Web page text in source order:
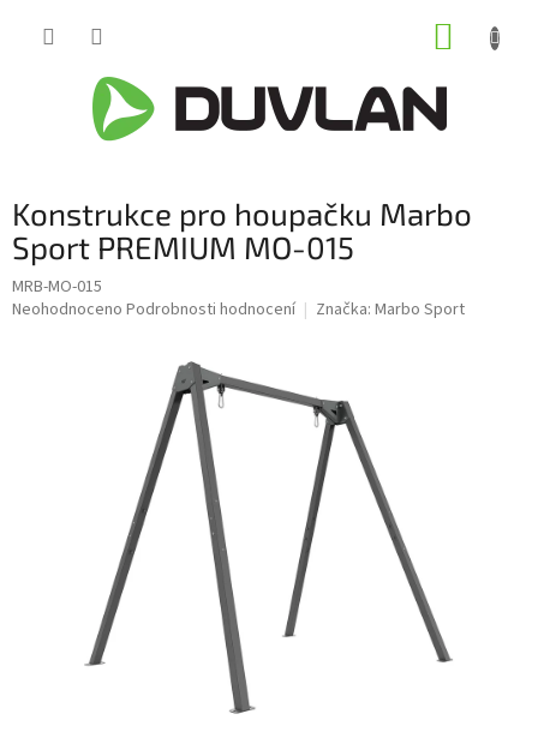
Konstrukce pro houpačku Marbo
Sport PREMIUM MO-015
MRB-MO-015
Průměrné
Neohodnoceno Podrobnosti hodnocení Značka: Marbo Sport